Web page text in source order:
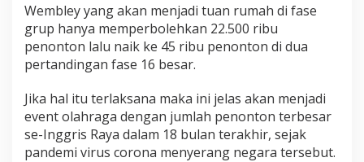
E
U
R
O
2
2
0
Wembley yang akan menjadi tuan rumah di fase
grup hanya memperbolehkan 22.500 ribu
penonton lalu naik ke 45 ribu penonton di dua
pertandingan fase 16 besar.
Jika hal itu terlaksana maka ini jelas akan menjadi
event olahraga dengan jumlah penonton terbesar
se-Inggris Raya dalam 18 bulan terakhir, sejak
pandemi virus corona menyerang negara tersebut.